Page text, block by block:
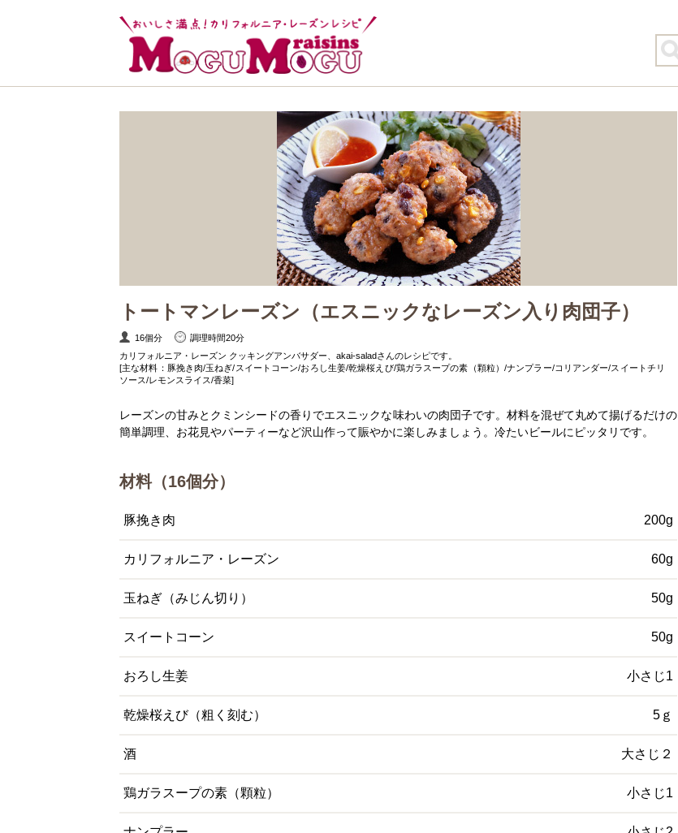
トートマンレーズン（エスニックなレーズン入り肉団子）
16個分
調理時間20分
カリフォルニア・レーズン クッキングアンバサダー、akai-saladさんのレシピです。
[主な材料：豚挽き肉/玉ねぎ/スイートコーン/おろし生姜/乾燥桜えび/鶏ガラスープの素（顆粒）/ナンプラー/コリアンダー/スイートチリ
ソース/レモンスライス/香菜]
レーズンの甘みとクミンシードの香りでエスニックな味わいの肉団子です。材料を混ぜて丸めて揚げるだけの
簡単調理、お花見やパーティーなど沢山作って賑やかに楽しみましょう。冷たいビールにピッタリです。
材料（16個分）
豚挽き肉 200g
カリフォルニア・レーズン 60g
玉ねぎ（みじん切り） 50g
スイートコーン 50g
おろし生姜 小さじ1
乾燥桜えび（粗く刻む） 5ｇ
酒 大さじ２
鶏ガラスープの素（顆粒） 小さじ1